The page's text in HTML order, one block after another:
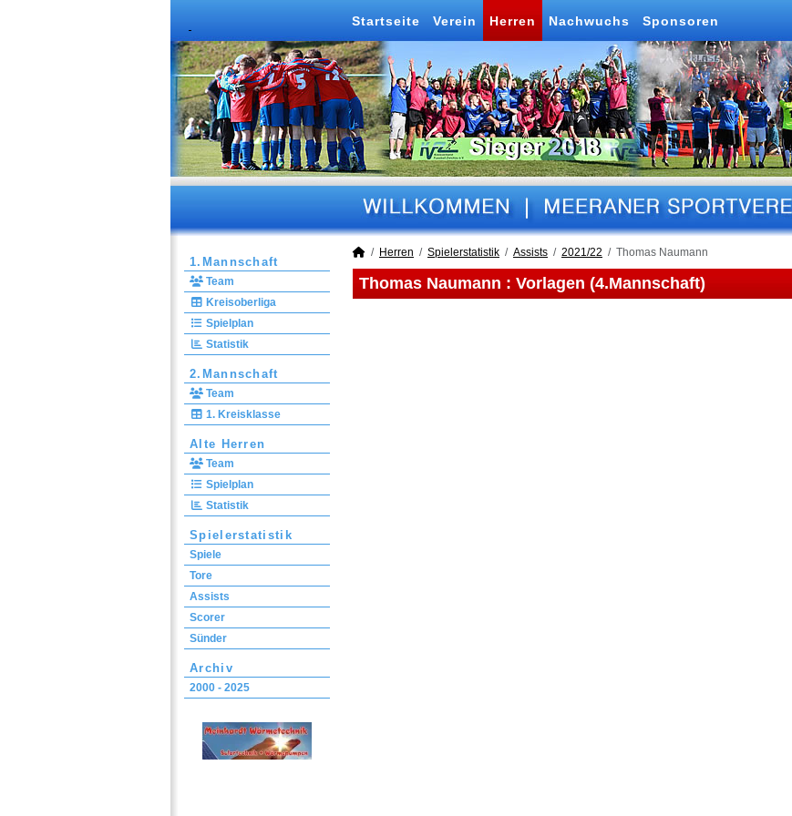
Startseite Verein Herren Nachwuchs Sponsoren
1.Mannschaft
Team
Kreisoberliga
Spielplan
Statistik
2.Mannschaft
Team
1. Kreisklasse
Alte Herren
Team
Spielplan
Statistik
Spielerstatistik
Spiele
Tore
Assists
Scorer
Sünder
Archiv
2000 - 2025
Herren Spielerstatistik Assists 2021/22 Thomas Naumann
Thomas Naumann : Vorlagen (4.Mannschaft)